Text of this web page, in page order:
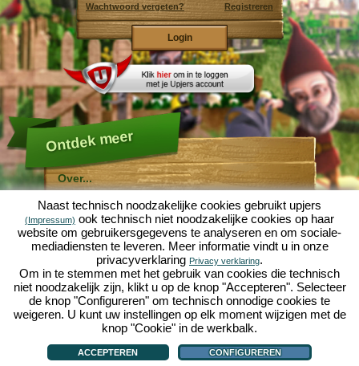
Wachtwoord vergeten? Registreren
Ontdek meer
Over...
Molehill Empire ...
... is een leuke economische simulatie, die draait om
een microcosmos tuin. Als gratis browersspel speelt
het af in je webbowers, zonder extra downloads of
software!
Met de hulp van een ijverige tuinkabouter, kun je zelf je
eigen tuin van Eden namaken. Sla, wortelen, aardbeien,
spinazie of uien - Je mag zelf beslissen welke planten je
wilt kweken. Bezoek de vriendelijke stedenTuinzicht en
Bloesemdorpom te handelen met andere spelers, het
kopen van nieuwe planten en decoraties om je tuin op
te fleuren, lever aan je klanten en zorg er voor dat je
goede vrienden wordt met je buren... anders wordt je
wakker en is je tuin omgeploegd door een leger mollen!
Forum|Hulp|Contact/Voorwaarden/Privacy|upjers GmbH|Cookies beheren
Naast technisch noodzakelijke cookies gebruikt upjers
(Impressum) ook technisch niet noodzakelijke cookies op haar
website om gebruikersgegevens te analyseren en om sociale-
mediadiensten te leveren. Meer informatie vindt u in onze
privacyverklaring Privacy verklaring.
Om in te stemmen met het gebruik van cookies die technisch
niet noodzakelijk zijn, klikt u op de knop "Accepteren". Selecteer
de knop "Configureren" om technisch onnodige cookies te
weigeren. U kunt uw instellingen op elk moment wijzigen met de
knop "Cookie" in de werkbalk.
ACCEPTEREN CONFIGUREREN